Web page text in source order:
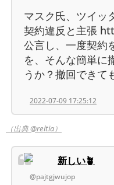
マスク氏、ツイ
契約違反と主張
公言し、一度契約
を、そんな簡単に
うか？撤回できて
2022-07-09 17:25:12
（出典 @reltia）
新しい🪴
@pajtgjwujop